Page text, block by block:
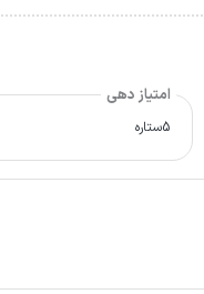
امتیاز دهی